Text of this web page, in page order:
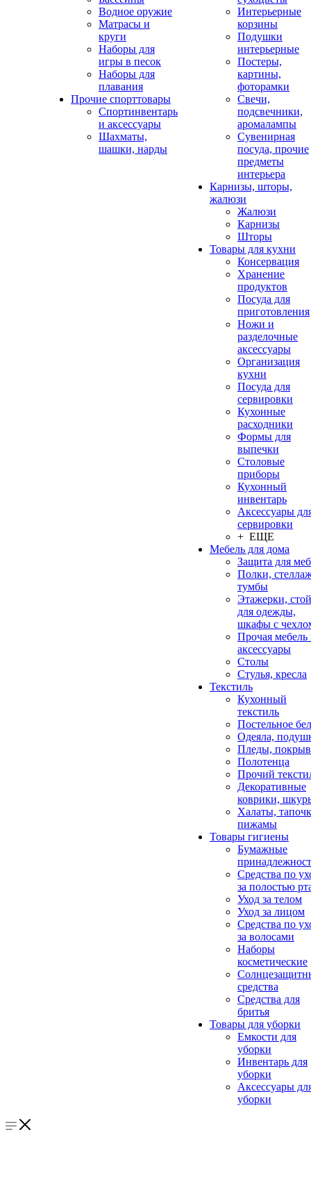
Водное оружие
Матрасы и
круги
Наборы для
игры в песок
Наборы для
плавания
Прочие спорттовары
Спортинвентарь
и аксессуары
Шахматы,
шашки, нарды
Интерьерные
корзины
Подушки
интерьерные
Постеры,
картины,
фоторамки
Свечи,
подсвечники,
аромалампы
Сувенирная
посуда, прочие
предметы
интерьера
Карнизы, шторы,
жалюзи
Жалюзи
Карнизы
Шторы
Товары для кухни
Консервация
Хранение
продуктов
Посуда для
приготовления
Ножи и
разделочные
аксессуары
Организация
кухни
Посуда для
сервировки
Кухонные
расходники
Формы для
выпечки
Столовые
приборы
Кухонный
инвентарь
Аксессуары
сервировки
+ ЕЩЕ
Мебель для дома
Защита для
Полки,
тумбы
Этажерки,
для одежды,
шкафы с
Прочая мебель
аксессуары
Столы
Стулья, кресла
Текстиль
Кухонный
текстиль
Постельное
Одеяла,
Пледы,
Полотенца
Прочий
Декоративные
коврики,
Халаты,
пижамы
Товары гигиены
Бумажные
Средства по
за полостью
Уход за телом
Уход за лицом
Средства по
за волосами
Наборы
косметические
средства
Средства для
бритья
Товары для уборки
Емкости для
уборки
Инвентарь для
уборки
Аксессуары
уборки